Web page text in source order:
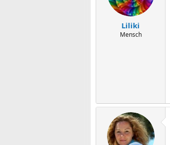
Liliki
Mensch